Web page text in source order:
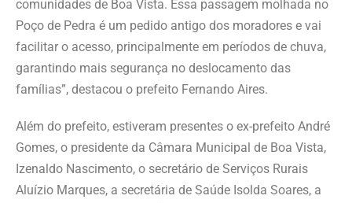
comunidades de Boa Vista. Essa passagem molhada no
Poço de Pedra é um pedido antigo dos moradores e vai
facilitar o acesso, principalmente em períodos de chuva,
garantindo mais segurança no deslocamento das
famílias”, destacou o prefeito Fernando Aires.
Além do prefeito, estiveram presentes o ex-prefeito André
Gomes, o presidente da Câmara Municipal de Boa Vista,
Izenaldo Nascimento, o secretário de Serviços Rurais
Aluízio Marques, a secretária de Saúde Isolda Soares, a